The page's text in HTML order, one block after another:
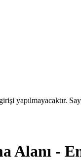
yapılmayacaktır.
Alanı -